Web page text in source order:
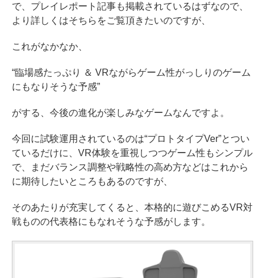
で、プレイレポート記事も掲載されているはずなので、
より詳しくはそちらをご覧頂きたいのですが、
これがなかなか、
“臨場感たっぷり ＆ VRながらゲーム性がっしりのゲーム
にもなりそうな予感”
がする、今後の進化が楽しみなゲームなんですよ。
今回に試験運用されているのは“プロトタイプVer”とつい
ているだけに、VR体験を重視しつつゲーム性もシンプル
で、まだバランス調整や戦略性の高め方などはこれから
に期待したいところもあるのですが、
そのあたりが充実してくると、本格的に遊びこめるVR対
戦ものの代表格にもなれそうな予感がします。